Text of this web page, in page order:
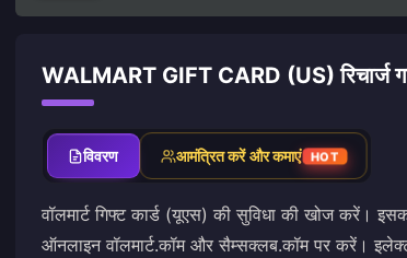
WALMART GIFT CARD (US) रिचार्ज
विवरण आमंत्रित करें और कमाएं HOT
वॉलमार्ट गिफ्ट कार्ड (यूएस) की सुविधा की खोज करें।
ऑनलाइन वॉलमार्ट.कॉम और सैम्सक्लब.कॉम पर करें।